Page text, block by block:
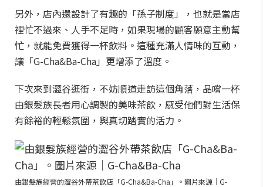
另外，店內還設計了有趣的「孫子制度」，也就是當店
裡忙不過來、人手不足時，如果現場的顧客願意主動幫
忙，就能免費獲得一杯飲料。這種充滿人情味的互動，
讓「G-Cha&Ba-Cha」更增添了溫度。
下次來到澀谷逛街，不妨順道走訪這個角落，品嚐一杯
由銀髮族長者用心調製的美味茶飲，感受他們對生活保
有餘裕的輕鬆氛圍，與真切踏實的活力。
由銀髮族經營的澀谷外帶茶飲店「G-Cha&Ba-Cha」。圖片來源｜G-